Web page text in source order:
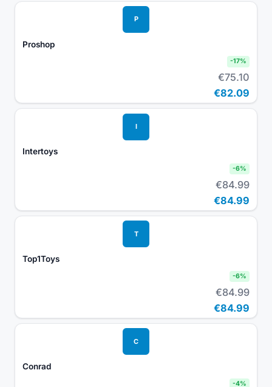
P
Proshop
-17%
€75.10
€82.09
I
Intertoys
-6%
€84.99
€84.99
T
Top1Toys
-6%
€84.99
€84.99
C
Conrad
-4%